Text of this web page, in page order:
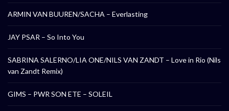
ARMIN VAN BUUREN/SACHA – Everlasting
JAY PSAR – So Into You
SABRINA SALERNO/LIA ONE/NILS VAN ZANDT – Love in Rio (Nils
van Zandt Remix)
GIMS – PWR SON ETE – SOLEIL